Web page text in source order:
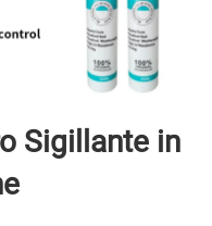
Sigillante in